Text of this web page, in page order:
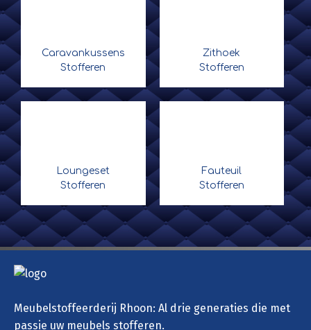
Caravankussens
Stofferen
Zithoek
Stofferen
Loungeset
Stofferen
Fauteuil
Stofferen
Meubelstoffeerderij Rhoon: Al drie generaties die met
passie uw meubels stofferen.